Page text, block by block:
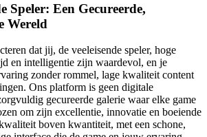
Speler: Een Gecureerde,
Wereld
dat jij, de veeleisende speler, hoge
en intelligentie zijn waardevol, en je
zonder rommel, lage kwaliteit content
Ons platform is geen digitale
gecureerde galerie waar elke game
om zijn excellentie, innovatie en boeiende
boven kwantiteit, met een schone,